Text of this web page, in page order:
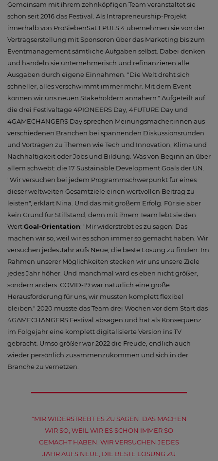
Gemeinsam mit ihrem zehnköpfigen Team veranstaltet sie
schon seit 2016 das Festival. Als Intrapreneurship-Projekt
innerhalb von ProSiebenSat.1 PULS 4 übernehmen sie von der
Vertragserstellung mit Sponsoren über das Marketing bis zum
Eventmanagement sämtliche Aufgaben selbst. Dabei denken
und handeln sie unternehmerisch und refinanzieren alle
Ausgaben durch eigene Einnahmen. "Die Welt dreht sich
schneller, alles verschwimmt immer mehr. Mit dem Event
können wir uns neuen Stakeholdern annähern." Aufgeteilt auf
die drei Festivaltage 4PIONEERS Day, 4FUTURE Day und
4GAMECHANGERS Day sprechen Meinungsmacher:innen aus
verschiedenen Branchen bei spannenden Diskussionsrunden
und Vorträgen zu Themen wie Tech und Innovation, Klima und
Nachhaltigkeit oder Jobs und Bildung. Was von Beginn an über
allem schwebt: die 17 Sustainable Development Goals der UN.
"Wir versuchen bei jedem Programmschwerpunkt für eines
dieser weltweiten Gesamtziele einen wertvollen Beitrag zu
leisten", erklärt Nina. Und das mit großem Erfolg. Für sie aber
kein Grund für Stillstand, denn mit ihrem Team lebt sie den
WertGoal-Orientation: "Mir widerstrebt es zu sagen: Das
machen wir so, weil wir es schon immer so gemacht haben. Wir
versuchen jedes Jahr aufs Neue, die beste Lösung zu finden. Im
Rahmen unserer Möglichkeiten stecken wir uns unsere Ziele
jedes Jahr höher. Und manchmal wird es eben nicht größer,
sondern anders. COVID-19 war natürlich eine große
Herausforderung für uns, wir mussten komplett flexibel
bleiben." 2020 musste das Team drei Wochen vor dem Start das
4GAMECHANGERS Festival absagen und hat als Konsequenz
im Folgejahr eine komplett digitalisierte Version ins TV
gebracht. Umso größer war 2022 die Freude, endlich auch
wieder persönlich zusammenzukommen und sich in der
Branche zu vernetzen.
"MIR WIDERSTREBT ES ZU SAGEN: DAS MACHEN
WIR SO, WEIL WIR ES SCHON IMMER SO
GEMACHT HABEN. WIR VERSUCHEN JEDES
JAHR AUFS NEUE, DIE BESTE LÖSUNG ZU